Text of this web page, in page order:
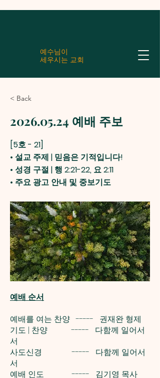
예수님이
세우시는 교회
< Back
2026.05.24 예배 주보
[5호 - 21]
• 설교 주제 | 믿음은 기적입니다!
• 성경 구절 | 행 2:21-22, 요 2:11
• 주요 광고 안내 및 중보기도
예배 순서
예배를 여는 찬양 ----- 권재완 형제
기도 | 찬양 ----- 다함께 일어서
서
사도신경 ----- 다함께 일어서
서
예배 인도 ----- 김기영 목사